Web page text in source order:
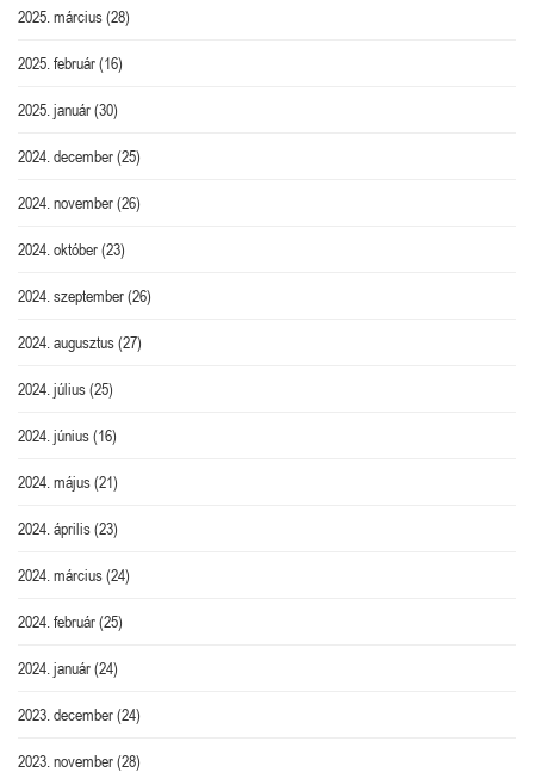
2025. március(28)
2025. február(16)
2025. január(30)
2024. december(25)
2024. november(26)
2024. október(23)
2024. szeptember(26)
2024. augusztus(27)
2024. július(25)
2024. június(16)
2024. május(21)
2024. április(23)
2024. március(24)
2024. február(25)
2024. január(24)
2023. december(24)
2023. november(28)